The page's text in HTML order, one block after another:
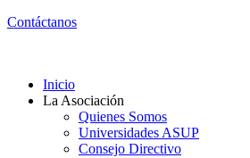
Contáctanos
Inicio
La Asociación
Quienes Somos
Universidades ASUP
Consejo Directivo